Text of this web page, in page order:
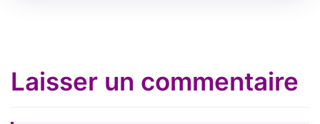
Laisser un commentaire